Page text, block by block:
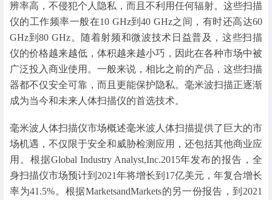
辨率高，不侵犯个人隐私，而且不利用任何辐射。这些扫描
仪的工作频率一般在10 GHz到40 GHz之间，有时还高达60
GHz到80 GHz。随着射频和微波技术日益普及，这些扫描
仪的价格越来越低，体积越来越小巧，因此在各种市场中被
广泛投入商业使用。一般来说，相比之前的产品，这些扫描
器都不仅安全可靠，而且更能保护隐私。毫米波扫描正逐渐
成为当今和未来人体扫描仪的首选技术。
毫米波人体扫描仪市场概述毫米波人体扫描提供了巨大的市
场机遇，不仅限于安全和威胁检测应用，还包括其他商业应
用。根据Global Industry Analyst,Inc.2015年发布的报告，全
身扫描仪市场预计到2021年将增长到17亿美元，年复合增长
率为41.5%。根据MarketsandMarkets的另一份报告，到2021